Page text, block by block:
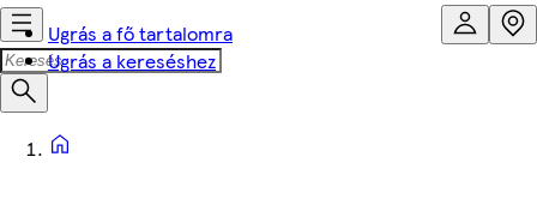
Ugrás a fő tartalomra
Ugrás a kereséshez